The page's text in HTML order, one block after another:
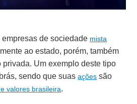
de sociedade mista
ao estado, porém, também
Um exemplo deste tipo
sendo que suasações são
valores brasileira.